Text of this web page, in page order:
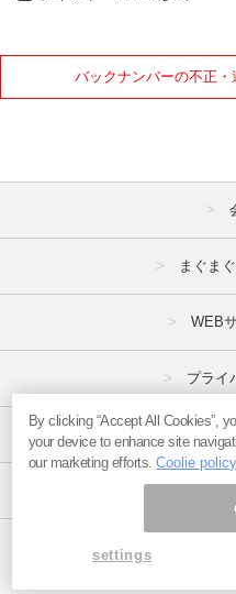
バックナンバーの不正
7月
2021年
4月 5月
11
7月 8月
11
2019年
1月 2月
まぐま
WEB
プライ
特
ページ内の商標は全て商標権者に
By clicking “Accept All Cookies”,
your device to enhance site
our marketing efforts.Coolie policy
settings